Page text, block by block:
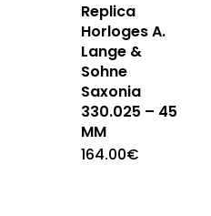
Replica
Horloges A.
Lange &
Sohne
Saxonia
330.025 – 45
MM
164.00€